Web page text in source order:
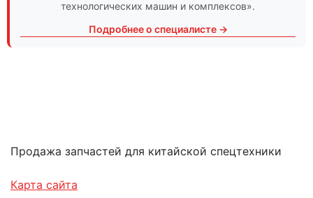
технологических машин и комплексов».
Подробнее о специалисте →
Продажа запчастей для китайской спецтехники
Карта сайта